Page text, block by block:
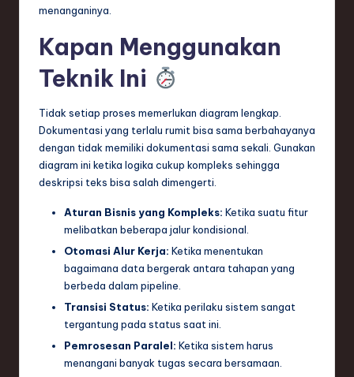
menanganinya.
Kapan Menggunakan
Teknik Ini
Tidak setiap proses memerlukan diagram lengkap.
Dokumentasi yang terlalu rumit bisa sama berbahayanya
dengan tidak memiliki dokumentasi sama sekali. Gunakan
diagram ini ketika logika cukup kompleks sehingga
deskripsi teks bisa salah dimengerti.
Aturan Bisnis yang Kompleks: Ketika suatu fitur
melibatkan beberapa jalur kondisional.
Otomasi Alur Kerja: Ketika menentukan
bagaimana data bergerak antara tahapan yang
berbeda dalam pipeline.
Transisi Status: Ketika perilaku sistem sangat
tergantung pada status saat ini.
Pemrosesan Paralel: Ketika sistem harus
menangani banyak tugas secara bersamaan.